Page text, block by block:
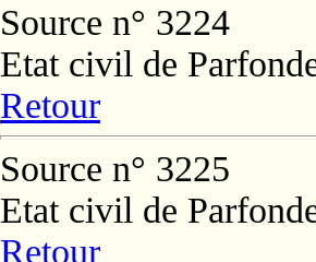
Source n° 3224
Etat civil de
Retour
Source n° 3225
Etat civil de
Retour